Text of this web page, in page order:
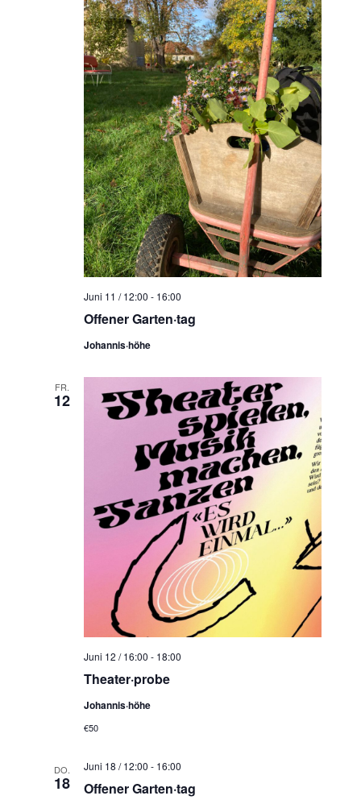
a
v
i
g
a
t
i
o
n
Offener Garten·tag
Juni 11 / 12:00 - 16:00
Johannis·höhe
FR.
12
Theater·probe
Juni 12 / 16:00 - 18:00
Johannis·höhe
€50
DO.
18 Offener Garten·tag
Juni 18 / 12:00 - 16:00